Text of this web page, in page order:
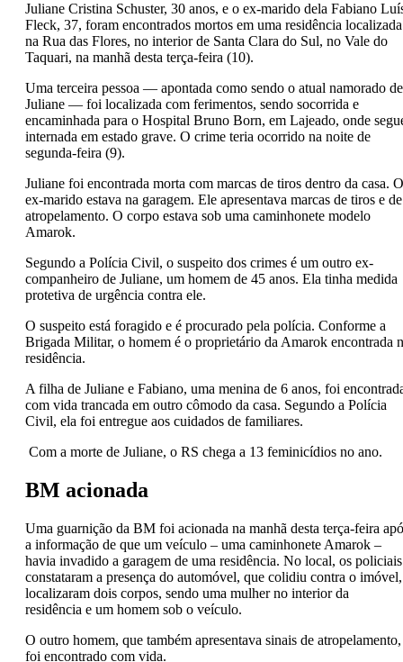
Juliane Cristina Schuster, 30 anos, e o ex-marido dela Fabiano
Fleck, 37, foram encontrados mortos em uma residência localizada
na Rua das Flores, no interior de Santa Clara do Sul, no Vale do
Taquari, na manhã desta terça-feira (10).
Uma terceira pessoa — apontada como sendo o atual namorado de
Juliane — foi localizada com ferimentos, sendo socorrida e
encaminhada para o Hospital Bruno Born, em Lajeado, onde
internada em estado grave. O crime teria ocorrido na noite de
segunda-feira (9).
Juliane foi encontrada morta com marcas de tiros dentro da casa. O
ex-marido estava na garagem. Ele apresentava marcas de tiros e de
atropelamento. O corpo estava sob uma caminhonete modelo
Amarok.
Segundo a Polícia Civil, o suspeito dos crimes é um outro ex-
companheiro de Juliane, um homem de 45 anos. Ela tinha medida
protetiva de urgência contra ele.
O suspeito está foragido e é procurado pela polícia. Conforme a
Brigada Militar, o homem é o proprietário da Amarok encontrada
residência.
A filha de Juliane e Fabiano, uma menina de 6 anos, foi
com vida trancada em outro cômodo da casa. Segundo a Polícia
Civil, ela foi entregue aos cuidados de familiares.
Com a morte de Juliane, o RS chega a 13 feminicídios no ano.
BM acionada
Uma guarnição da BM foi acionada na manhã desta terça-feira
a informação de que um veículo – uma caminhonete Amarok –
havia invadido a garagem de uma residência. No local, os policiais
constataram a presença do automóvel, que colidiu contra o
localizaram dois corpos, sendo uma mulher no interior da
residência e um homem sob o veículo.
O outro homem, que também apresentava sinais de atropelamento,
foi encontrado com vida.